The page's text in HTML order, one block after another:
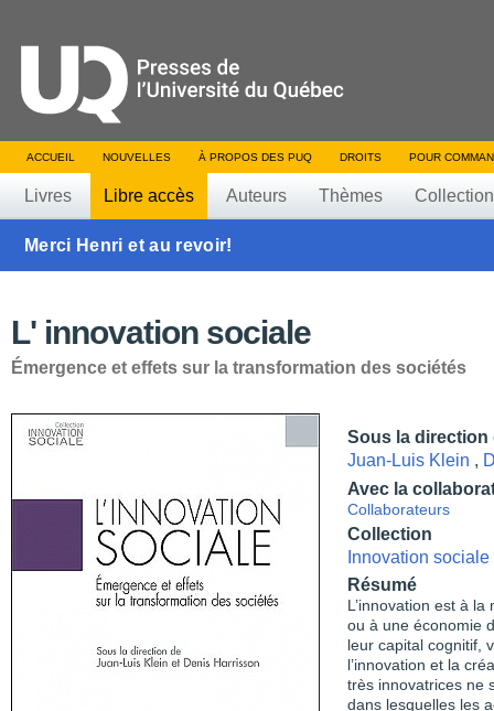
ACCUEIL NOUVELLES À PROPOS DES PUQ DROITS POUR
Livres Libre accès Auteurs Thèmes
Merci Henri et au revoir!
L' innovation sociale
Émergence et effets sur la transformation des sociétés
Sous la direction
Juan-Luis Klein ,
Avec la
Collaborateurs
Collection
Innovation sociale
Résumé
L’innovation est à
ou à une économie
leur capital cognitif,
l’innovation et la
très innovatrices ne
dans lesquelles les